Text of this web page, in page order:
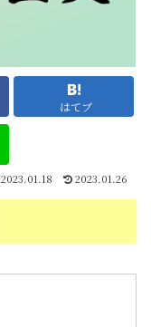
はてブ
2023.01.18 2023.01.26